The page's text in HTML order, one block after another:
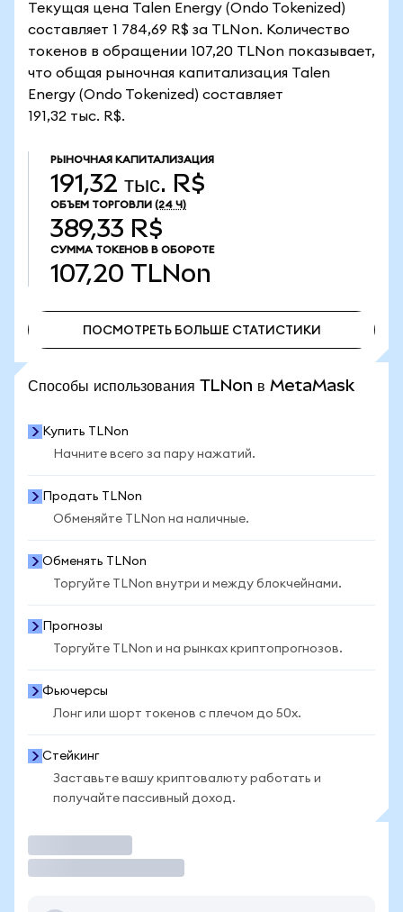
Текущая цена Talen Energy (Ondo Tokenized)
составляет 1 784,69 R$ за TLNon. Количество
токенов в обращении 107,20 TLNon показывает,
что общая рыночная капитализация Talen
Energy (Ondo Tokenized) составляет
191,32 тыс. R$.
РЫНОЧНАЯ КАПИТАЛИЗАЦИЯ
191,32 тыс. R$
ОБЪЕМ ТОРГОВЛИ (24 Ч)
389,33 R$
СУММА ТОКЕНОВ В ОБОРОТЕ
107,20 TLNon
ПОСМОТРЕТЬ БОЛЬШЕ СТАТИСТИКИ
Способы использования TLNon в MetaMask
Купить TLNon
Начните всего за пару нажатий.
Продать TLNon
Обменяйте TLNon на наличные.
Обменять TLNon
Торгуйте TLNon внутри и между блокчейнами.
Прогнозы
Торгуйте TLNon и на рынках криптопрогнозов.
Фьючерсы
Лонг или шорт токенов с плечом до 50x.
Стейкинг
Заставьте вашу криптовалюту работать и
получайте пассивный доход.